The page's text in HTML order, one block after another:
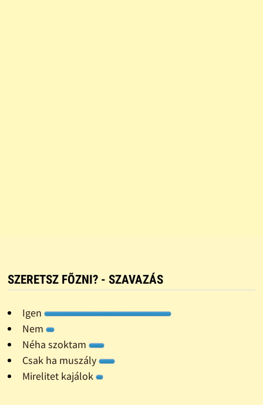
SZERETSZ FÕZNI? - SZAVAZÁS
Igen
Nem
Néha szoktam
Csak ha muszály
Mirelitet kajálok